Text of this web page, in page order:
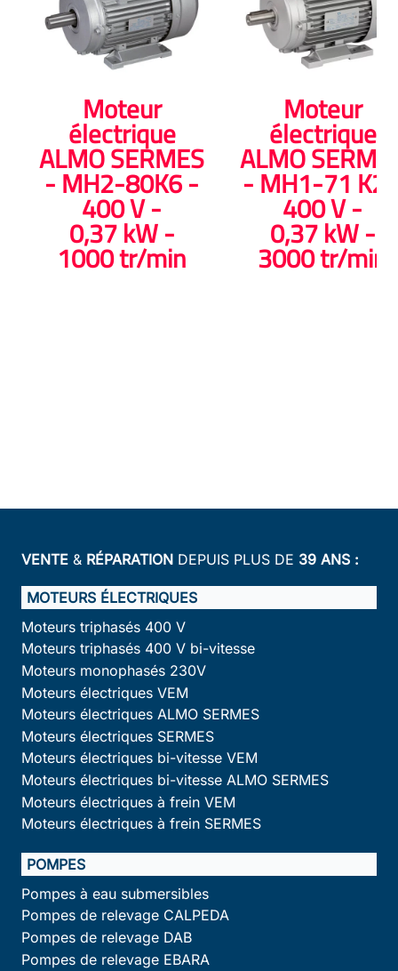
Moteur
électrique
ALMO SERMES
- MH2-80K6 -
400 V -
0,37 kW -
1000 tr/min
Moteur
électrique
ALMO
- MH1-71 K2
400 V -
0,37 kW -
3000 tr/min
VENTE & RÉPARATION DEPUIS PLUS DE 39 ANS :
MOTEURS ÉLECTRIQUES
Moteurs triphasés 400 V
Moteurs triphasés 400 V bi-vitesse
Moteurs monophasés 230V
Moteurs électriques VEM
Moteurs électriques ALMO SERMES
Moteurs électriques SERMES
Moteurs électriques bi-vitesse VEM
Moteurs électriques bi-vitesse ALMO SERMES
Moteurs électriques à frein VEM
Moteurs électriques à frein SERMES
POMPES
Pompes à eau submersibles
Pompes de relevage CALPEDA
Pompes de relevage DAB
Pompes de relevage EBARA